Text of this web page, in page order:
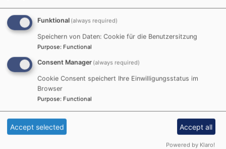
Di, 27.10. 7:15 Uhr
Semmelandacht - Gemeinsam fällt ein stärkender
Start in den Tag viel leichter
Sonja Sibbor-Heißmann
Passau
ESG Raum
Di, 3.11. 7:15 Uhr
Semmelandacht - Gemeinsam fällt ein stärkender
Start in den Tag viel leichter
Sonja Sibbor-Heißmann
Passau ESG Raum
Funktional (always required)
Speichern von Daten: Cookie für die Benutzersitzung
Purpose: Functional
Consent Manager (always required)
Cookie Consent speichert Ihre Einwilligungsstatus im
Browser
Purpose: Functional
Accept selected Accept all
Powered by Klaro!